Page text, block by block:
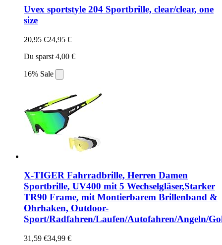
Uvex sportstyle 204 Sportbrille, clear/clear, one
size
20,95 €24,95 €
Du sparst 4,00 €
16% Sale
X-TIGER Fahrradbrille, Herren Damen
Sportbrille, UV400 mit 5 Wechselgläser,Starker
TR90 Frame, mit Montierbarem Brillenband &
Ohrhaken, Outdoor-
Sport/Radfahren/Laufen/Autofahren/Angeln/
31,59 €34,99 €